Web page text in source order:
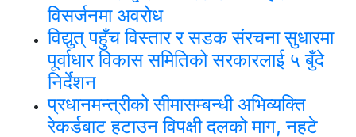
विसर्जनमा अवरोध
विद्युत् पहुँच विस्तार र सडक संरचना सुधारमा
पूर्वाधार विकास समितिको सरकारलाई ५ बुँदे
निर्देशन
प्रधानमन्त्रीको सीमासम्बन्धी अभिव्यक्ति
रेकर्डबाट हटाउन विपक्षी दलको माग, नहटे